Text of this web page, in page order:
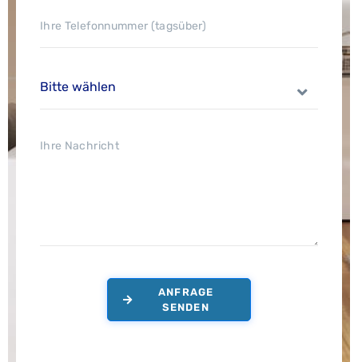
ANFRAGE
SENDEN